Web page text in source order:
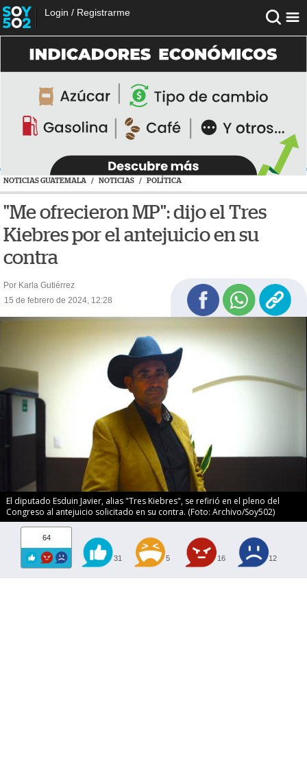
Login / Registrarme
NOTICIAS GUATEMALA / NOTICIAS / POLÍTICA
"Me ofrecieron MP": dijo el Tres
Kiebres por el antejuicio en su
contra
Por Karla Gutiérrez
15 de febrero de 2024, 12:28
El diputado Esduin Javier, alias "Tres Kiebres", se refirió en el pleno del
Congreso al antejuicio solicitado en su contra. (Foto: Archivo/Soy502)
64
31 5 16 12